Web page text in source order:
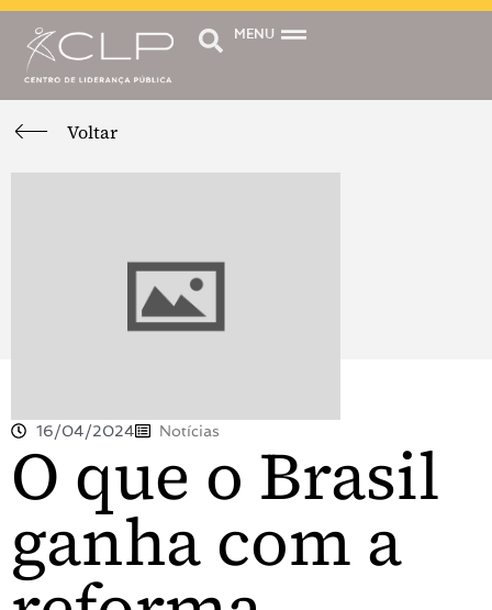
MENU
Voltar
16/04/2024 Notícias
O que o Brasil
ganha com a